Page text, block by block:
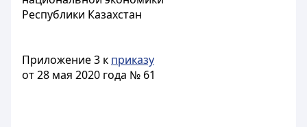
Республики Казахстан
Приложение 3 к приказу
от 28 мая 2020 года № 61